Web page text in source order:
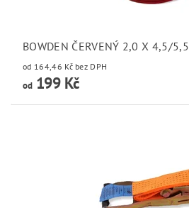
BOWDEN ČERVENÝ 2,0 X 4,5/5,5
od 164,46 Kč bez DPH
od199 Kč